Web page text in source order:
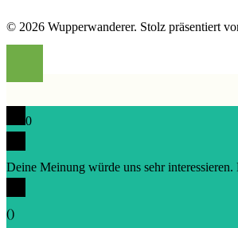
© 2026 Wupperwanderer. Stolz präsentiert
0
Deine Meinung würde uns sehr
()